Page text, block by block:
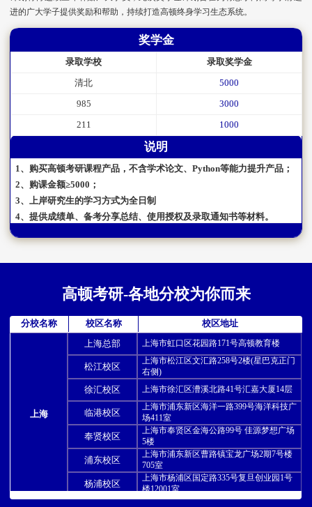
进的广大学子提供奖励和帮助，持续打造高顿终身学习生态系统。
奖学金
录取学校
录取奖学金
清北
5000
985
3000
211
1000
说明
1、购买高顿考研课程产品，不含学术论文、Python等能力提升产品；
2、购课金额≥5000；
3、上岸研究生的学习方式为全日制
4、提供成绩单、备考分享总结、使用授权及录取通知书等材料。
高顿考研-各地分校为你而来
分校名称 校区名称 校区地址
上海
上海总部 上海市虹口区花园路171号高顿教育楼
松江校区
上海市松江区文汇路258号2楼(星巴克正门
右侧)
徐汇校区 上海市徐汇区漕溪北路41号汇嘉大厦14层
临港校区
上海市浦东新区海洋一路399号海洋科技广
场411室
奉贤校区
上海市奉贤区金海公路99号 佳源梦想广场
5楼
浦东校区
上海市浦东新区曹路镇宝龙广场2期7号楼
705室
杨浦校区
上海市杨浦区国定路335号复旦创业园1号
楼12001室